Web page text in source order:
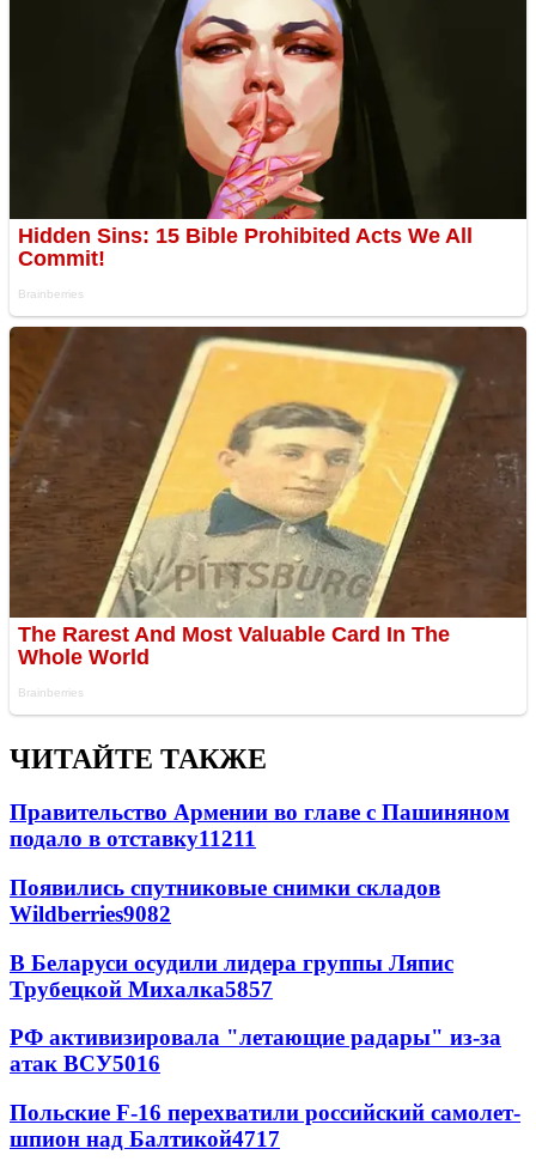
ЧИТАЙТЕ ТАКЖЕ
Правительство Армении во главе с Пашиняном
подало в отставку11211
Появились спутниковые снимки складов
Wildberries9082
В Беларуси осудили лидера группы Ляпис
Трубецкой Михалка5857
РФ активизировала "летающие радары" из-за
атак ВСУ5016
Польские F-16 перехватили российский самолет-
шпион над Балтикой4717